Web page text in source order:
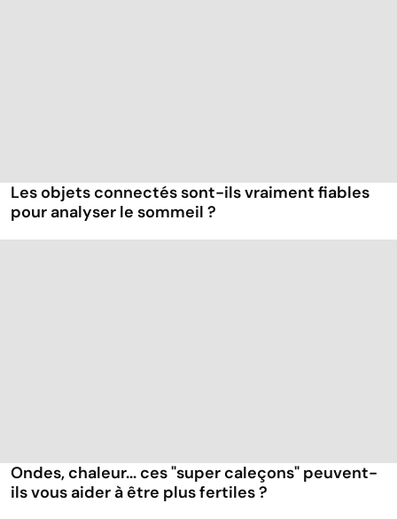
Les objets connectés sont-ils vraiment fiables
pour analyser le sommeil ?
Ondes, chaleur... ces "super caleçons" peuvent-
ils vous aider à être plus fertiles ?